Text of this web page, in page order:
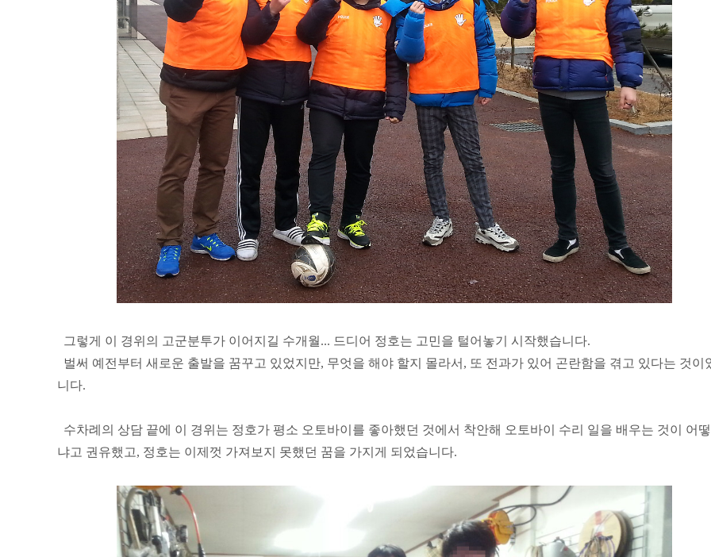
그렇게 이 경위의 고군분투가 이어지길 수개월... 드디어 정호는 고민을 털어놓기 시작했습니다.
벌써 예전부터 새로운 출발을 꿈꾸고 있었지만, 무엇을 해야 할지 몰라서, 또 전과가 있어 곤란함을 겪고 있다는 것이
니다.
수차례의 상담 끝에 이 경위는 정호가 평소 오토바이를 좋아했던 것에서 착안해 오토바이 수리 일을 배우는 것이 어
냐고 권유했고, 정호는 이제껏 가져보지 못했던 꿈을 가지게 되었습니다.